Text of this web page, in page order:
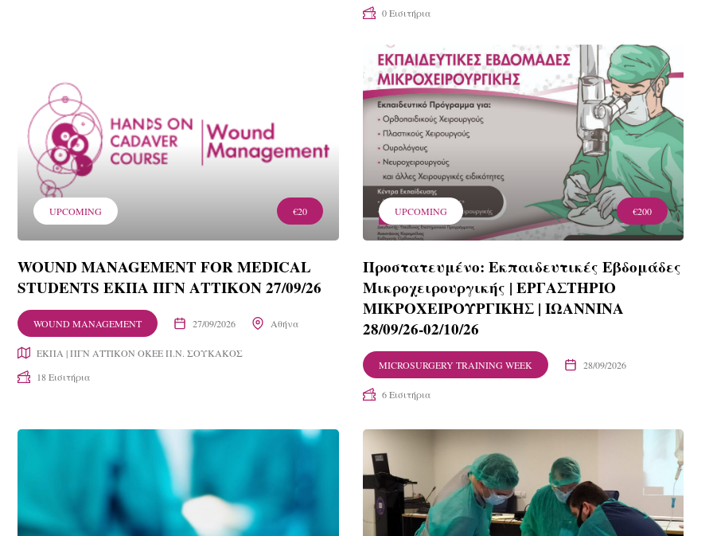
0 Εισιτήρια
UPCOMING €20
WOUND MANAGEMENT FOR MEDICAL
STUDENTS ΕΚΠΑ ΠΓΝ ΑΤΤΙΚΟΝ 27/09/26
WOUND MANAGEMENT 27/09/2026 Αθήνα
ΕΚΠΑ | ΠΓΝ ΑΤΤΙΚΟΝ ΟΚΕΕ Π.Ν. ΣΟΥΚΑΚΟΣ
18 Εισιτήρια
UPCOMING €200
Πρoστατευμένο: Εκπαιδευτικές Εβδομάδες
Μικροχειρουργικής | ΕΡΓΑΣΤΗΡΙΟ
ΜΙΚΡΟΧΕΙΡΟΥΡΓΙΚΗΣ | ΙΩΑΝΝΙΝΑ
28/09/26-02/10/26
MICROSURGERY TRAINING WEEK 28/09/2026
6 Εισιτήρια